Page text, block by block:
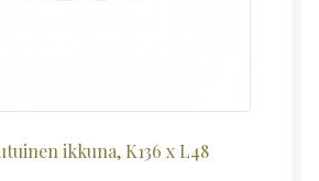
ikkuna, K136 x L48